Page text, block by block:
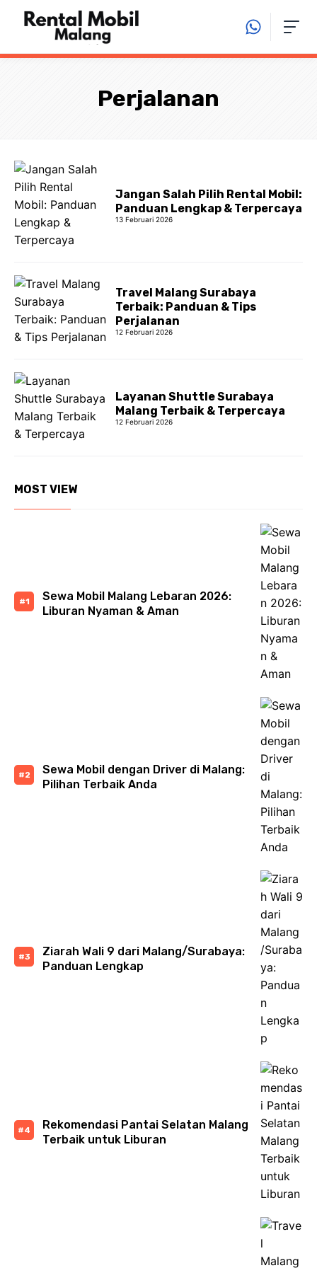
Langsung
Perjalanan
Jangan Salah Pilih Rental Mobil:
Panduan Lengkap & Terpercaya
13 Februari 2026
Travel Malang Surabaya
Terbaik: Panduan & Tips
Perjalanan
12 Februari 2026
Layanan Shuttle Surabaya
Malang Terbaik & Terpercaya
12 Februari 2026
MOST VIEW
Sewa Mobil Malang Lebaran 2026:
Liburan Nyaman & Aman
Sewa Mobil dengan Driver di Malang:
Pilihan Terbaik Anda
Ziarah Wali 9 dari Malang/Surabaya:
Panduan Lengkap
Rekomendasi Pantai Selatan Malang
Terbaik untuk Liburan